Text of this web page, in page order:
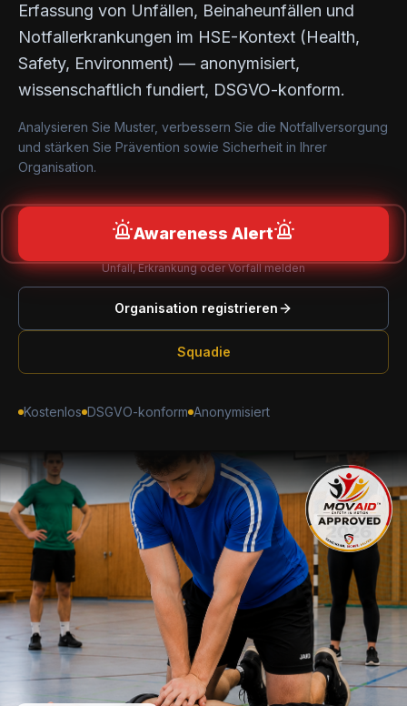
Erfassung von Unfällen, Beinaheunfällen und
Notfallerkrankungen im HSE-Kontext (Health,
Safety, Environment) — anonymisiert,
wissenschaftlich fundiert, DSGVO-konform.
Analysieren Sie Muster, verbessern Sie die Notfallversorgung
und stärken Sie Prävention sowie Sicherheit in Ihrer
Organisation.
Awareness Alert
Unfall, Erkrankung oder Vorfall melden
Organisation registrieren
Squadie
Kostenlos DSGVO-konform Anonymisiert